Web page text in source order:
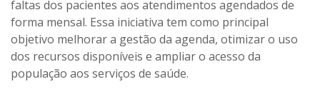
faltas dos pacientes aos atendimentos agendados de
forma mensal. Essa iniciativa tem como principal
objetivo melhorar a gestão da agenda, otimizar o uso
dos recursos disponíveis e ampliar o acesso da
população aos serviços de saúde.